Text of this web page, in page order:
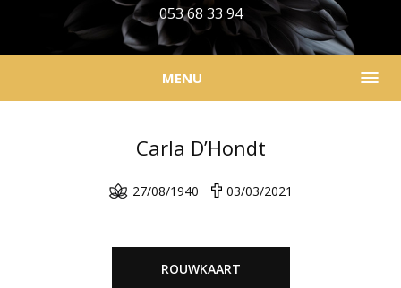
053 68 33 94
MENU
Carla D’Hondt
27/08/1940 03/03/2021
ROUWKAART